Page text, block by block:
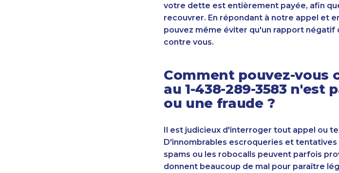
votre dette est entièrement payée, afin
recouvrer. En répondant à notre appel et
pouvez même éviter qu'un rapport
contre vous.
Comment pouvez-vous
au 1-438-289-3583 n'est
ou une fraude ?
Il est judicieux d'interroger tout appel ou
D'innombrables escroqueries et
spams ou les robocalls peuvent parfois
donnent beaucoup de mal pour paraître